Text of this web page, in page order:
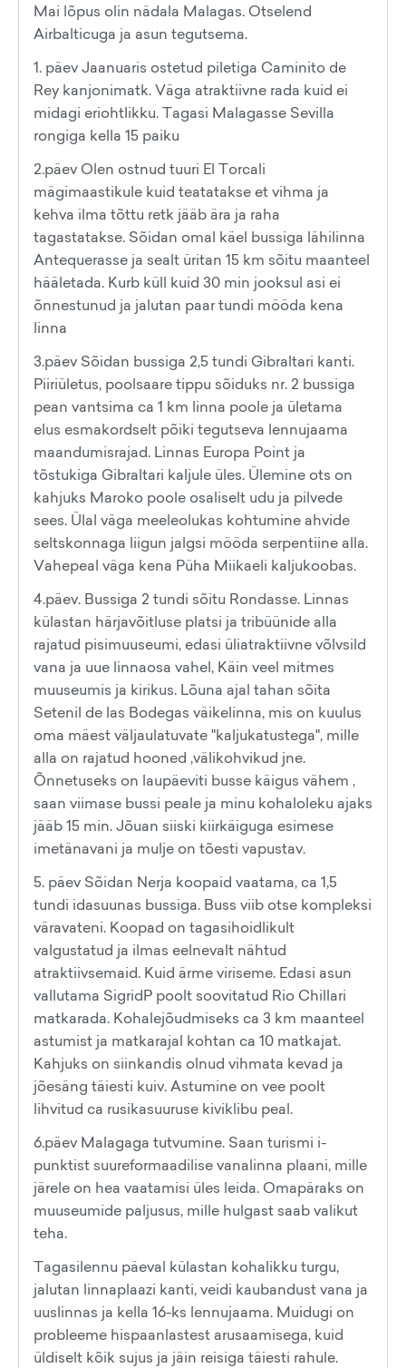
Mai lõpus olin nädala Malagas. Otselend
Airbalticuga ja asun tegutsema.
1. päev Jaanuaris ostetud piletiga Caminito de
Rey kanjonimatk. Väga atraktiivne rada kuid ei
midagi eriohtlikku. Tagasi Malagasse Sevilla
rongiga kella 15 paiku
2.päev Olen ostnud tuuri El Torcali
mägimaastikule kuid teatatakse et vihma ja
kehva ilma tõttu retk jääb ära ja raha
tagastatakse. Sõidan omal käel bussiga lähilinna
Antequerasse ja sealt üritan 15 km sõitu maanteel
hääletada. Kurb küll kuid 30 min jooksul asi ei
õnnestunud ja jalutan paar tundi mööda kena
linna
3.päev Sõidan bussiga 2,5 tundi Gibraltari kanti.
Piiriületus, poolsaare tippu sõiduks nr. 2 bussiga
pean vantsima ca 1 km linna poole ja ületama
elus esmakordselt põiki tegutseva lennujaama
maandumisrajad. Linnas Europa Point ja
tõstukiga Gibraltari kaljule üles. Ülemine ots on
kahjuks Maroko poole osaliselt udu ja pilvede
sees. Ülal väga meeleolukas kohtumine ahvide
seltskonnaga liigun jalgsi mööda serpentiine alla.
Vahepeal väga kena Püha Miikaeli kaljukoobas.
4.päev. Bussiga 2 tundi sõitu Rondasse. Linnas
külastan härjavõitluse platsi ja tribüünide alla
rajatud pisimuuseumi, edasi üliatraktiivne võlvsild
vana ja uue linnaosa vahel, Käin veel mitmes
muuseumis ja kirikus. Lõuna ajal tahan sõita
Setenil de las Bodegas väikelinna, mis on kuulus
oma mäest väljaulatuvate "kaljukatustega", mille
alla on rajatud hooned ,välikohvikud jne.
Õnnetuseks on laupäeviti busse käigus vähem ,
saan viimase bussi peale ja minu kohaloleku ajaks
jääb 15 min. Jõuan siiski kiirkäiguga esimese
imetänavani ja mulje on tõesti vapustav.
5. päev Sõidan Nerja koopaid vaatama, ca 1,5
tundi idasuunas bussiga. Buss viib otse kompleksi
väravateni. Koopad on tagasihoidlikult
valgustatud ja ilmas eelnevalt nähtud
atraktiivsemaid. Kuid ärme viriseme. Edasi asun
vallutama SigridP poolt soovitatud Rio Chillari
matkarada. Kohalejõudmiseks ca 3 km maanteel
astumist ja matkarajal kohtan ca 10 matkajat.
Kahjuks on siinkandis olnud vihmata kevad ja
jõesäng täiesti kuiv. Astumine on vee poolt
lihvitud ca rusikasuuruse kiviklibu peal.
6.päev Malagaga tutvumine. Saan turismi i-
punktist suureformaadilise vanalinna plaani, mille
järele on hea vaatamisi üles leida. Omapäraks on
muuseumide paljusus, mille hulgast saab valikut
teha.
Tagasilennu päeval külastan kohalikku turgu,
jalutan linnaplaazi kanti, veidi kaubandust vana ja
uuslinnas ja kella 16-ks lennujaama. Muidugi on
probleeme hispaanlastest arusaamisega, kuid
üldiselt kõik sujus ja jäin reisiga täiesti rahule.